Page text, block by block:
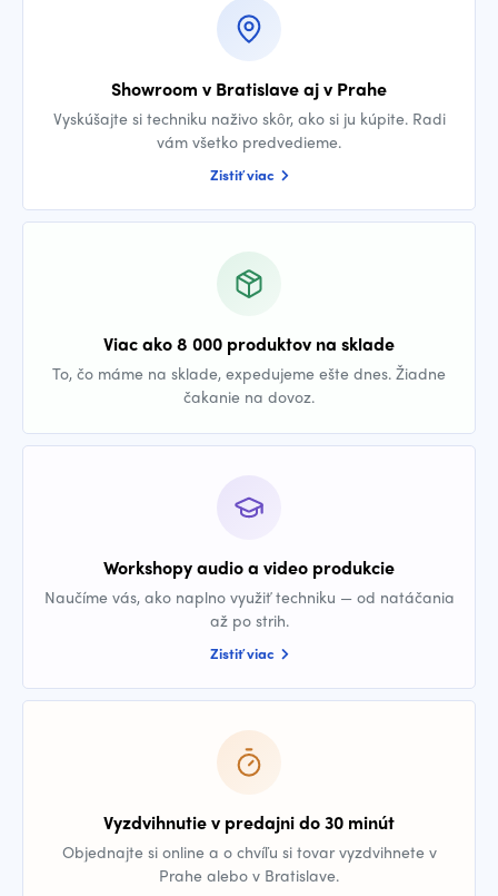
Showroom v Bratislave aj v Prahe
Vyskúšajte si techniku naživo skôr, ako si ju kúpite. Radi
vám všetko predvedieme.
Zistiť viac
Viac ako 8 000 produktov na sklade
To, čo máme na sklade, expedujeme ešte dnes. Žiadne
čakanie na dovoz.
Workshopy audio a video produkcie
Naučíme vás, ako naplno využiť techniku — od natáčania
až po strih.
Zistiť viac
Vyzdvihnutie v predajni do 30 minút
Objednajte si online a o chvíľu si tovar vyzdvihnete v
Prahe alebo v Bratislave.